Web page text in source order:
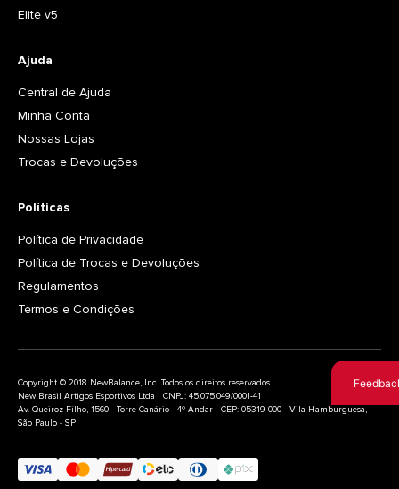
Elite v5
Ajuda
Central de Ajuda
Minha Conta
Nossas Lojas
Trocas e Devoluções
Políticas
Política de Privacidade
Política de Trocas e Devoluções
Regulamentos
Termos e Condições
Copyright © 2018 NewBalance, Inc. Todos os direitos reservados.
New Brasil Artigos Esportivos Ltda | CNPJ: 45.075.049/0001-41
Av. Queiroz Filho, 1560 - Torre Canário - 4º Andar - CEP: 05319-000 - Vila Hamburguesa,
São Paulo - SP